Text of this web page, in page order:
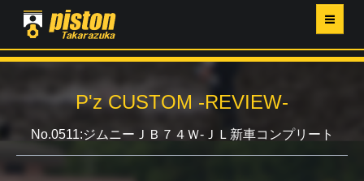
P'Z MAGAZINE
PISTON YAHOO店
P'z CUSTOM -REVIEW-
No.0511:ジムニーＪＢ７４Ｗ-ＪＬ新車コンプリート